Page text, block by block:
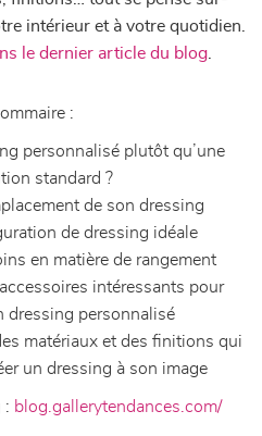
intérieur et à votre quotidien.
le dernier article du blog
:
personnalisé plutôt qu’une
standard ?
de son dressing
de dressing idéale
en matière de rangement
intéressants pour
dressing personnalisé
matériaux et des finitions qui
un dressing à son image
: blog.gallerytendances.com/